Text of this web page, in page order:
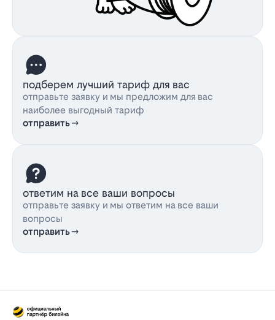
подберем лучший тариф для вас
отправьте заявку и мы предложим для вас
наиболее выгодный тариф
отправить
ответим на все ваши вопросы
отправьте заявку и мы ответим на все ваши
вопросы
отправить